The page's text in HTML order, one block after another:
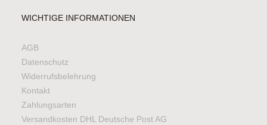
WICHTIGE INFORMATIONEN
AGB
Datenschutz
Widerrufsbelehrung
Kontakt
Zahlungsarten
Versandkosten DHL Deutsche Post AG